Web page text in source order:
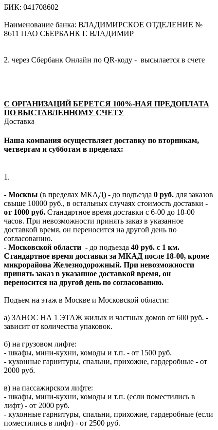
БИК: 041708602
Наименование банка: ВЛАДИМИРСКОЕ ОТДЕЛЕНИЕ №
8611 ПАО СБЕРБАНК Г. ВЛАДИМИР
2. через Сбербанк Онлайн по QR-коду - высылается в счете
С ОРГАНИЗАЦИЙ БЕРЕТСЯ 100%-НАЯ ПРЕДОПЛАТА
ПО ВЫСТАВЛЕННОМУ СЧЕТУ
Доставка
Наша компания осуществляет доставку по вторникам,
четвергам и субботам в пределах:
1.
- Москвы (в пределах МКАД) - до подъезда 0 руб. для заказов
свыше 10000 руб., в остальных случаях стоимость доставки -
от 1000 руб. Стандартное время доставки с 6-00 до 18-00
часов. При невозможности принять заказ в указанное
доставкой время, он переносится на другой день по
согласованию.
- Московской области - до подъезда 40 руб. с 1 км.
Стандартное время доставки за МКАД после 18-00, кроме
микрорайона Железнодорожный. При невозможности
принять заказ в указанное доставкой время, он
переносится на другой день по согласованию.
Подъем на этаж в Москве и Московской области:
а) ЗАНОС НА 1 ЭТАЖ жилых и частных домов от 600 руб. -
зависит от количества упаковок.
б) на грузовом лифте:
- шкафы, мини-кухни, комоды и т.п. - от 1500 руб.
- кухонные гарнитуры, спальни, прихожие, гардеробные - от
2000 руб.
в) на пассажирском лифте:
- шкафы, мини-кухни, комоды и т.п. (если поместились в
лифт) - от 2000 руб.
- кухонные гарнитуры, спальни, прихожие, гардеробные (если
поместились в лифт) - от 2500 руб.